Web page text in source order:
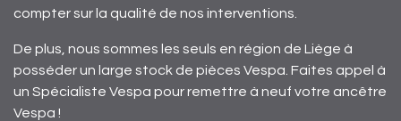
compter sur la qualité de nos interventions.
De plus, nous sommes les seuls en région de Liège à
posséder un large stock de pièces Vespa. Faites appel à
un Spécialiste Vespa pour remettre à neuf votre ancêtre
Vespa !